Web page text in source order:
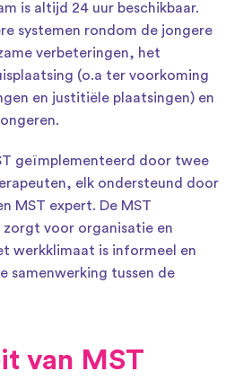
is altijd 24 uur beschikbaar.
systemen rondom de jongere
verbeteringen, het
(o.a ter voorkoming
en justitiële plaatsingen) en
geïmplementeerd door twee
elk ondersteund door
MST expert. De MST
voor organisatie en
werkklimaat is informeel en
samenwerking tussen de
van MST